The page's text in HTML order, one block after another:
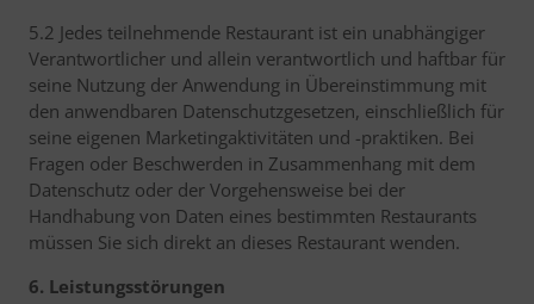
5.2 Jedes teilnehmende Restaurant ist ein unabhängiger
Verantwortlicher und allein verantwortlich und haftbar für
seine Nutzung der Anwendung in Übereinstimmung mit
den anwendbaren Datenschutzgesetzen, einschließlich für
seine eigenen Marketingaktivitäten und -praktiken. Bei
Fragen oder Beschwerden in Zusammenhang mit dem
Datenschutz oder der Vorgehensweise bei der
Handhabung von Daten eines bestimmten Restaurants
müssen Sie sich direkt an dieses Restaurant wenden.
6. Leistungsstörungen